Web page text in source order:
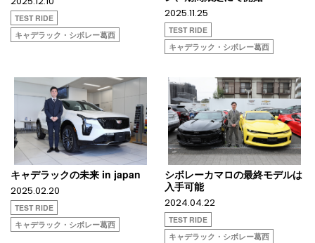
TEST RIDE
キャデラック・シボレー葛西
2025.11.25
TEST RIDE
キャデラック・シボレー葛西
キャデラックの未来 in japan
2025.02.20
TEST RIDE
キャデラック・シボレー葛西
シボレーカマロの最終モデルは
入手可能
2024.04.22
TEST RIDE
キャデラック・シボレー葛西